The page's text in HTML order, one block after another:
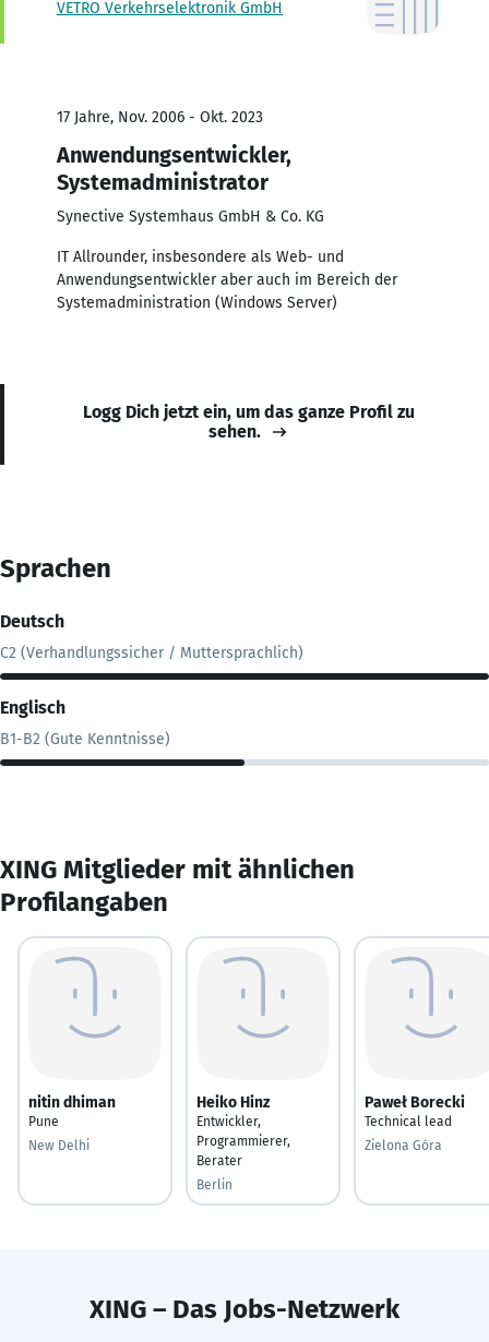
VETRO Verkehrselektronik GmbH
17 Jahre, Nov. 2006 - Okt. 2023
Anwendungsentwickler,
Systemadministrator
Synective Systemhaus GmbH & Co. KG
IT Allrounder, insbesondere als Web- und
Anwendungsentwickler aber auch im Bereich der
Systemadministration (Windows Server)
Logg Dich jetzt ein, um das ganze Profil zu
sehen.
Sprachen
Deutsch
C2 (Verhandlungssicher / Muttersprachlich)
Englisch
B1-B2 (Gute Kenntnisse)
XING Mitglieder mit ähnlichen
Profilangaben
nitin dhiman
Pune
New Delhi
Heiko Hinz
Entwickler,
Programmierer,
Berater
Berlin
Paweł Borecki
Technical lead
Zielona Góra
XING – Das Jobs-Netzwerk